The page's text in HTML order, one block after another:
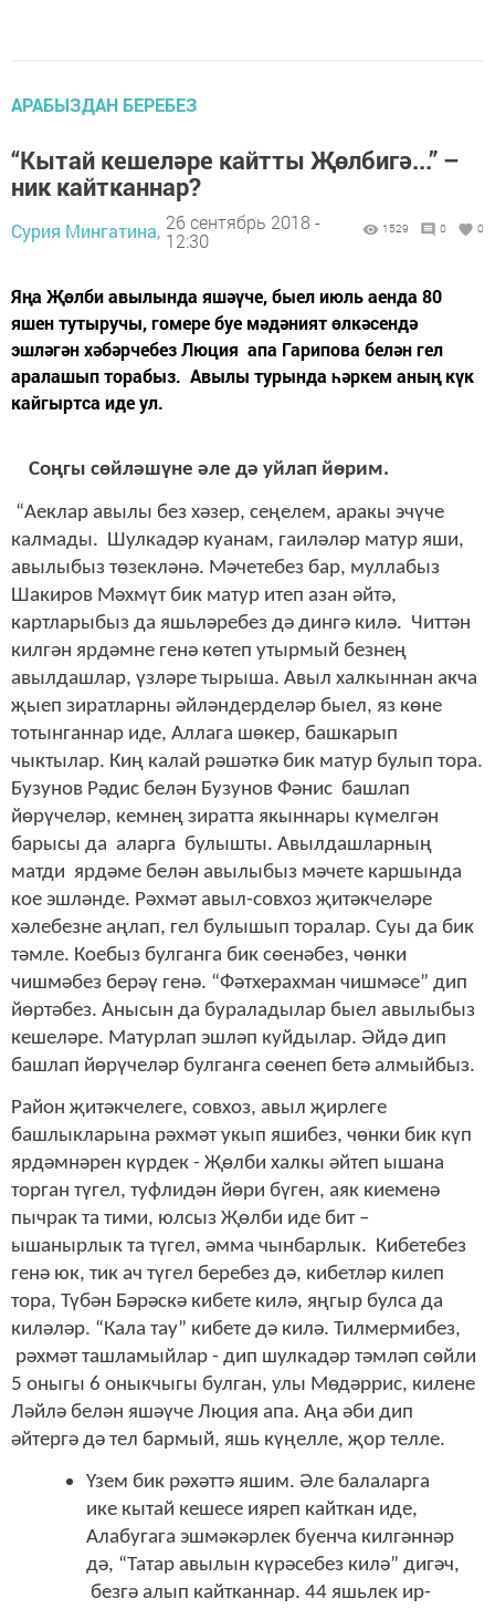
АРАБЫЗДАН БЕРЕБЕЗ
“Кытай кешеләре кайтты Җөлбигә...” –
ник кайтканнар?
Сурия Мингатина, 26 сентябрь 2018 -
12:30
1529 0 0
Яңа Җөлби авылында яшәүче, быел июль аенда 80
яшен тутыручы, гомере буе мәдәният өлкәсендә
эшләгән хәбәрчебез Люция апа Гарипова белән гел
аралашып торабыз. Авылы турында һәркем аның күк
кайгыртса иде ул.
Соңгы сөйләшүне әле дә уйлап йөрим.
“Аеклар авылы без хәзер, сеңелем, аракы эчүче
калмады. Шулкадәр куанам, гаиләләр матур яши,
авылыбыз төзекләнә. Мәчетебез бар, муллабыз
Шакиров Мәхмүт бик матур итеп азан әйтә,
картларыбыз да яшьләребез дә дингә килә. Читтән
килгән ярдәмне генә көтеп утырмый безнең
авылдашлар, үзләре тырыша. Авыл халкыннан акча
җыеп зиратларны әйләндерделәр быел, яз көне
тотынганнар иде, Аллага шөкер, башкарып
чыктылар. Киң калай рәшәткә бик матур булып тора.
Бузунов Рәдис белән Бузунов Фәнис башлап
йөрүчеләр, кемнең зиратта якыннары күмелгән
барысы да аларга булышты. Авылдашларның
матди ярдәме белән авылыбыз мәчете каршында
кое эшләнде. Рәхмәт авыл-совхоз җитәкчеләре
хәлебезне аңлап, гел булышып торалар. Суы да бик
тәмле. Коебыз булганга бик сөенәбез, чөнки
чишмәбез берәү генә. “Фәтхерахман чишмәсе” дип
йөртәбез. Анысын да бураладылар быел авылыбыз
кешеләре. Матурлап эшләп куйдылар. Әйдә дип
башлап йөрүчеләр булганга сөенеп бетә алмыйбыз.
Район җитәкчелеге, совхоз, авыл җирлеге
башлыкларына рәхмәт укып яшибез, чөнки бик күп
ярдәмнәрен күрдек - Җөлби халкы әйтеп ышана
торган түгел, туфлидән йөри бүген, аяк киеменә
пычрак та тими, юлсыз Җөлби иде бит –
ышанырлык та түгел, әмма чынбарлык. Кибетебез
генә юк, тик ач түгел беребез дә, кибетләр килеп
тора, Түбән Бәрәскә кибете килә, яңгыр булса да
киләләр. “Кала тау” кибете дә килә. Тилмермибез,
рәхмәт ташламыйлар - дип шулкадәр тәмләп сөйли
5 оныгы 6 оныкчыгы булган, улы Мөдәррис, килене
Ләйлә белән яшәүче Люция апа. Аңа әби дип
әйтергә дә тел бармый, яшь күңелле, җор телле.
Үзем бик рәхәттә яшим. Әле балаларга
ике кытай кешесе ияреп кайткан иде,
Алабугага эшмәкәрлек буенча килгәннәр
дә, “Татар авылын күрәсебез килә” дигәч,
безгә алып кайтканнар. 44 яшьлек ир-